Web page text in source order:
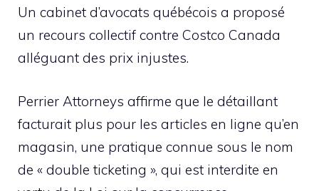
Un cabinet d’avocats québécois a proposé
un recours collectif contre Costco Canada
alléguant des prix injustes.
Perrier Attorneys affirme que le détaillant
facturait plus pour les articles en ligne qu’en
magasin, une pratique connue sous le nom
de « double ticketing », qui est interdite en